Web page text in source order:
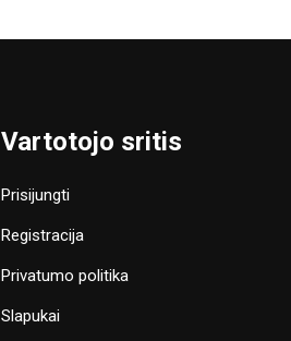
Vartotojo sritis
Prisijungti
Registracija
Privatumo politika
Slapukai